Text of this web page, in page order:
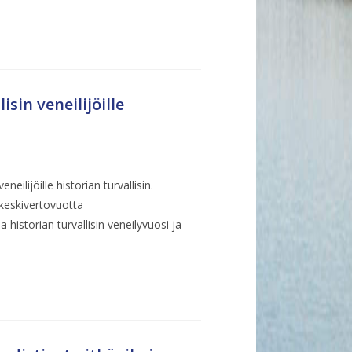
veneilijöille
historian turvallisin.
historian turvallisin veneilyvuosi ja